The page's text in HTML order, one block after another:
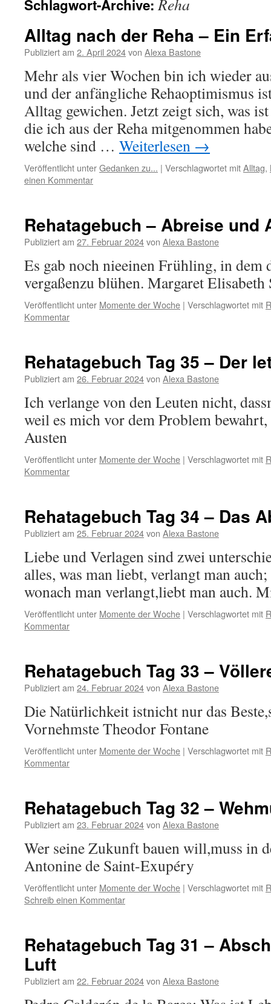
Schlagwort-Archive:Reha
Alltag nach der Reha – Ein
Publiziert am 2. April 2024von Alexa Bastone
Mehr als vier Wochen bin ich wieder
und der anfängliche Rehaoptimismus
Alltag gewichen. Jetzt zeigt sich, was
die ich aus der Reha mitgenommen
welche sind … Weiterlesen →
Veröffentlicht unterGedanken zu... | Verschlagwortet mitAlltag,
einen Kommentar
Rehatagebuch – Abreise und
Publiziert am 27. Februar 2024von Alexa Bastone
Es gab noch nieeinen Frühling, in dem
vergaßenzu blühen. Margaret Elisabeth
Veröffentlicht unter Momente der Woche | Verschlagwortet mit
Kommentar
Rehatagebuch Tag 35 – Der
Publiziert am 26. Februar 2024von Alexa Bastone
Ich verlange von den Leuten nicht,
weil es mich vor dem Problem bewahrt,
Austen
Veröffentlicht unter Momente der Woche | Verschlagwortet mit
Kommentar
Rehatagebuch Tag 34 – Das
Publiziert am 25. Februar 2024von Alexa Bastone
Liebe und Verlagen sind zwei
alles, was man liebt, verlangt man
wonach man verlangt,liebt man auch.
Veröffentlicht unter Momente der Woche | Verschlagwortet mit
Kommentar
Rehatagebuch Tag 33 –
Publiziert am 24. Februar 2024von Alexa Bastone
Die Natürlichkeit istnicht nur das
Vornehmste Theodor Fontane
Veröffentlicht unter Momente der Woche | Verschlagwortet mit
Kommentar
Rehatagebuch Tag 32 –
Publiziert am 23. Februar 2024von Alexa Bastone
Wer seine Zukunft bauen will,muss in
Antonine de Saint-Exupéry
Veröffentlicht unter Momente der Woche | Verschlagwortet mit
Schreib einen Kommentar
Rehatagebuch Tag 31 –
Luft
Publiziert am 22. Februar 2024von Alexa Bastone